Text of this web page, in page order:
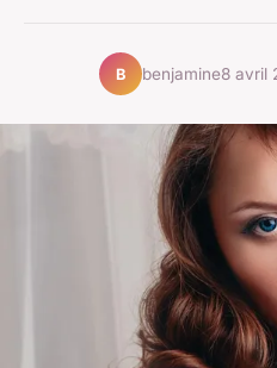
B benjamine8 avril